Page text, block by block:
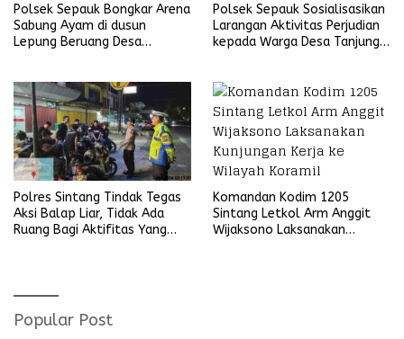
Polsek Sepauk Bongkar Arena
Sabung Ayam di dusun
Lepung Beruang Desa
Polsek Sepauk Sosialisasikan
Larangan Aktivitas Perjudian
kepada Warga Desa Tanjung
Polres Sintang Tindak Tegas
Aksi Balap Liar, Tidak Ada
Ruang Bagi Aktifitas Yang
Komandan Kodim 1205
Sintang Letkol Arm Anggit
Wijaksono Laksanakan
Popular Post